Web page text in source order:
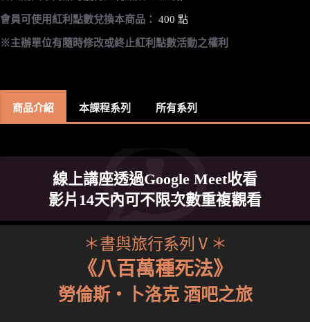
會員可使用紅利點數兌換本商品： 400 點
※主辦單位有隨時修改或終止紅利點數活動之權利
商品介紹 本課程系列 所有系列
線上講座透過Google Meet收看
影片14天內可不限次數重複觀看
＊書與旅行系列Ⅴ＊
《八百萬種死法》
勞倫斯‧卜洛克 酒吧之旅